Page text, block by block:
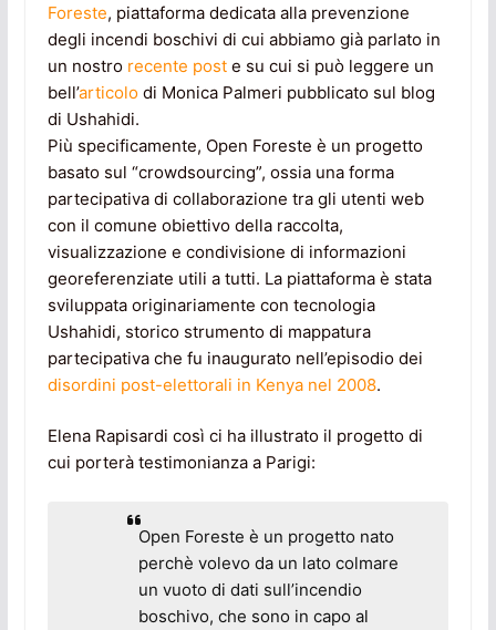
Foreste, piattaforma dedicata alla prevenzione
degli incendi boschivi di cui abbiamo già parlato in
un nostro recente poste su cui si può leggere un
bell’articolodi Monica Palmeri pubblicato sul blog
di Ushahidi.
Più specificamente, Open Foreste è un progetto
basato sul “crowdsourcing”, ossia una forma
partecipativa di collaborazione tra gli utenti web
con il comune obiettivo della raccolta,
visualizzazione e condivisione di informazioni
georeferenziate utili a tutti. La piattaforma è stata
sviluppata originariamente con tecnologia
Ushahidi, storico strumento di mappatura
partecipativa che fu inaugurato nell’episodio dei
disordini post-elettorali in Kenya nel 2008.
Elena Rapisardi così ci ha illustrato il progetto di
cui porterà testimonianza a Parigi:
Open Foreste è un progetto nato
perchè volevo da un lato colmare
un vuoto di dati sull’incendio
boschivo, che sono in capo al